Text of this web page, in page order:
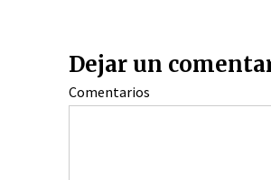
Dejar un
Comentarios